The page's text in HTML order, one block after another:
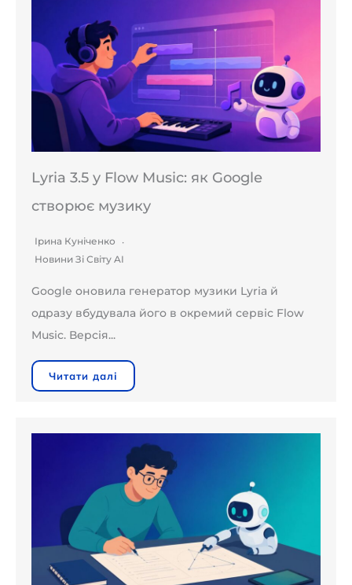
Lyria 3.5 у Flow Music: як Google
створює музику
Ірина Куніченко
Новини Зі Світу AI
Google оновила генератор музики Lyria й
одразу вбудувала його в окремий сервіс Flow
Music. Версія...
Читати далі